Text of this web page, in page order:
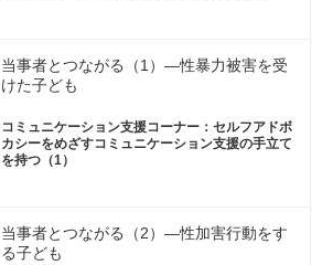
当事者とつながる（1）―性暴力被害を受
けた子ども
コミュニケーション支援コーナー：セルフアドボ
カシーをめざすコミュニケーション支援の手立て
を持つ（1）
当事者とつながる（2）―性加害行動をす
る子ども